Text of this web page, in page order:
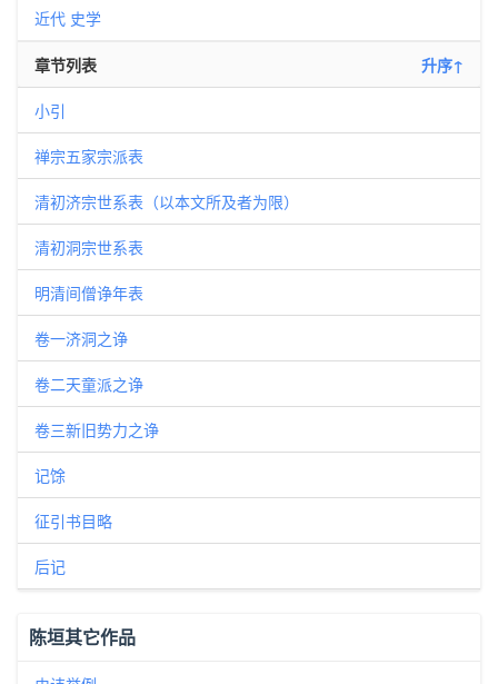
近代 史学
章节列表 升序↑
小引
禅宗五家宗派表
清初济宗世系表（以本文所及者为限）
清初洞宗世系表
明清间僧诤年表
卷一济洞之诤
卷二天童派之诤
卷三新旧势力之诤
记馀
征引书目略
后记
陈垣其它作品